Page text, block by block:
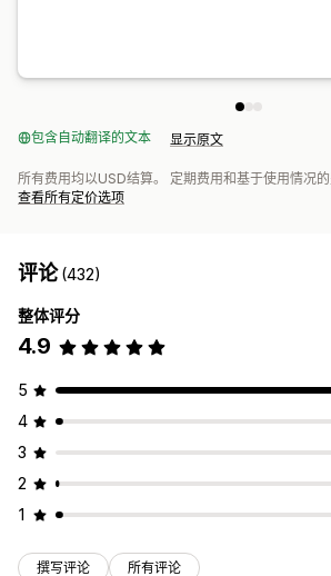
包含自动翻译的文本 显示原文
所有费用均以USD结算。 定期费用和基于使用情况
查看所有定价选项
评论(432)
整体评分
4.9
5
4
3
2
1
撰写评论 所有评论